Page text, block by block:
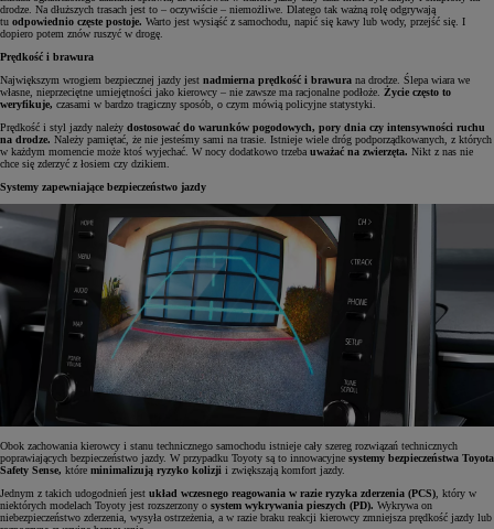
drodze. Na dłuższych trasach jest to – oczywiście – niemożliwe. Dlatego tak ważną rolę odgrywają
tu odpowiednio częste postoje. Warto jest wysiąść z samochodu, napić się kawy lub wody, przejść się. I
dopiero potem znów ruszyć w drogę.
Prędkość i brawura
Największym wrogiem bezpiecznej jazdy jest nadmierna prędkość i brawura na drodze. Ślepa wiara we
własne, nieprzeciętne umiejętności jako kierowcy – nie zawsze ma racjonalne podłoże. Życie często to
weryfikuje, czasami w bardzo tragiczny sposób, o czym mówią policyjne statystyki.
Prędkość i styl jazdy należy dostosować do warunków pogodowych, pory dnia czy intensywności ruchu
na drodze. Należy pamiętać, że nie jesteśmy sami na trasie. Istnieje wiele dróg podporządkowanych, z których
w każdym momencie może ktoś wyjechać. W nocy dodatkowo trzeba uważać na zwierzęta. Nikt z nas nie
chce się zderzyć z łosiem czy dzikiem.
Systemy zapewniające bezpieczeństwo jazdy
Obok zachowania kierowcy i stanu technicznego samochodu istnieje cały szereg rozwiązań technicznych
poprawiających bezpieczeństwo jazdy. W przypadku Toyoty są to innowacyjne systemy bezpieczeństwa Toyota
Safety Sense, które minimalizują ryzyko kolizji i zwiększają komfort jazdy.
Jednym z takich udogodnień jest układ wczesnego reagowania w razie ryzyka zderzenia (PCS) , który w
niektórych modelach Toyoty jest rozszerzony o system wykrywania pieszych (PD). Wykrywa on
niebezpieczeństwo zderzenia, wysyła ostrzeżenia, a w razie braku reakcji kierowcy zmniejsza prędkość jazdy lub